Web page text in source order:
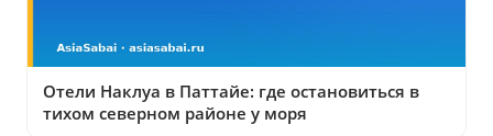
Отели Наклуа в Паттайе: где остановиться в
тихом северном районе у моря